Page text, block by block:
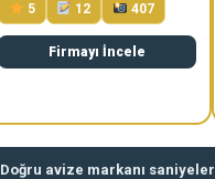
5 12 407
Firmayı İncele
Doğru avize markanı